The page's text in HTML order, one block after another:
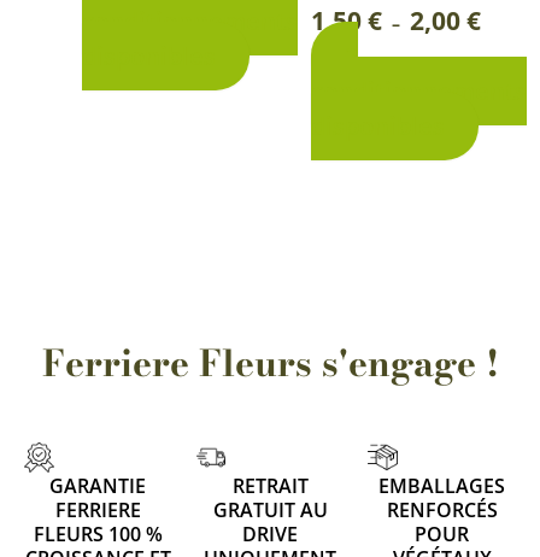
la
1,50€ – 2,00€sur
du
Ferriere Fleurs s'engage !
GARANTIE
FERRIERE
FLEURS 100 %
RETRAIT
GRATUIT AU
DRIVE
EMBALLAGES
RENFORCÉS
POUR